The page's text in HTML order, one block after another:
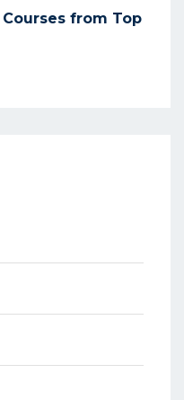
from Top